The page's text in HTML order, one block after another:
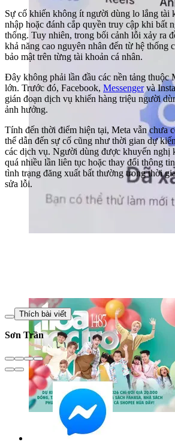
Sự cố khiến không ít người dùng lo lắng tài
nhập hoặc đánh cắp quyền truy cập khi bất
thống. Tuy nhiên, trong bối cảnh lỗi xảy ra
khả năng cao nguyên nhân đến từ hệ thống
bảo mật trên từng tài khoản cá nhân.
Đây không phải lần đầu các nền tảng thuộc
lớn. Trước đó, Facebook, Messengervà
gián đoạn dịch vụ khiến hàng triệu người
ảnh hưởng.
Tính đến thời điểm hiện tại, Meta vẫn chưa
thể dẫn đến sự cố cũng như thời gian dự
các dịch vụ. Người dùng được khuyến nghị
quá nhiều lần liên tục hoặc thay đổi thông
tình trạng đăng xuất bất thường trong thời
sửa lỗi.
Thích bài viết
Sơn Trần